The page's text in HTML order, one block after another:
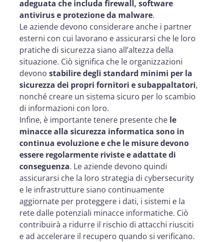
adeguata che includa firewall, software
antivirus e protezione da malware.
Le aziende devono considerare anche i partner
esterni con cui lavorano e assicurarsi che le loro
pratiche di sicurezza siano all’altezza della
situazione. Ciò significa che le organizzazioni
devono stabilire degli standard minimi per la
sicurezza dei propri fornitori e subappaltatori,
nonché creare un sistema sicuro per lo scambio
di informazioni con loro.
Infine, è importante tenere presente che le
minacce alla sicurezza informatica sono in
continua evoluzione e che le misure devono
essere regolarmente riviste e adattate di
conseguenza. Le aziende devono quindi
assicurarsi che la loro strategia di cybersecurity
e le infrastrutture siano continuamente
aggiornate per proteggere i dati, i sistemi e la
rete dalle potenziali minacce informatiche. Ciò
contribuirà a ridurre il rischio di attacchi riusciti
e ad accelerare il recupero quando si verificano.